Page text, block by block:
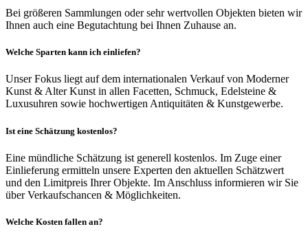
Bei größeren Sammlungen oder sehr wertvollen Objekten bieten wir
Ihnen auch eine Begutachtung bei Ihnen Zuhause an.
Welche Sparten kann ich einliefen?
Unser Fokus liegt auf dem internationalen Verkauf von Moderner
Kunst & Alter Kunst in allen Facetten, Schmuck, Edelsteine &
Luxusuhren sowie hochwertigen Antiquitäten & Kunstgewerbe.
Ist eine Schätzung kostenlos?
Eine mündliche Schätzung ist generell kostenlos. Im Zuge einer
Einlieferung ermitteln unsere Experten den aktuellen Schätzwert
und den Limitpreis Ihrer Objekte. Im Anschluss informieren wir Sie
über Verkaufschancen & Möglichkeiten.
Welche Kosten fallen an?